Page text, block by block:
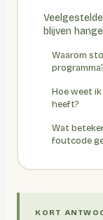
blijven
Waarom
Hoe weet
heeft?
Wat
foutcode